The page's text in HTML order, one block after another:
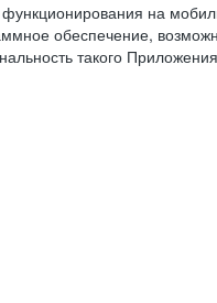
на
обеспечение,
такого